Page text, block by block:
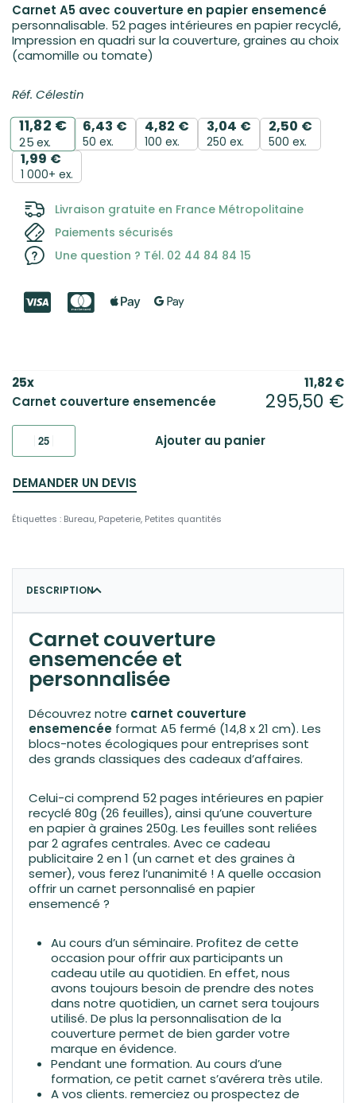
Carnet A5 avec couverture en papier ensemencé
personnalisable. 52 pages intérieures en papier recyclé,
Impression en quadri sur la couverture, graines au choix
(camomille ou tomate)
Réf. Célestin
11,82 €
25ex.
6,43 €
50 ex.
4,82 €
100 ex.
3,04 €
250 ex.
2,50 €
500 ex.
1,99 €
1 000+ ex.
Livraison gratuite en France Métropolitaine
Paiements sécurisés
Une question ? Tél. 02 44 84 84 15
25x 11,82€
Carnet couverture ensemencée
295,50 €
Ajouter au panier
DEMANDER UN DEVIS
Étiquettes : Bureau, Papeterie, Petites quantités
DESCRIPTION
Carnet couverture
ensemencée et
personnalisée
Découvrez notre carnet couverture
ensemencée format A5 fermé (14,8 x 21 cm). Les
blocs-notes écologiques pour entreprises sont
des grands classiques des cadeaux d’affaires.
Celui-ci comprend 52 pages intérieures en papier
recyclé 80g (26 feuilles), ainsi qu’une couverture
en papier à graines 250g. Les feuilles sont reliées
par 2 agrafes centrales. Avec ce cadeau
publicitaire 2 en 1 (un carnet et des graines à
semer), vous ferez l’unanimité ! A quelle occasion
offrir un carnet personnalisé en papier
ensemencé ?
Au cours d’un séminaire. Profitez de cette
occasion pour offrir aux participants un
cadeau utile au quotidien. En effet, nous
avons toujours besoin de prendre des notes
dans notre quotidien, un carnet sera toujours
utilisé. De plus la personnalisation de la
couverture permet de bien garder votre
marque en évidence.
Pendant une formation. Au cours d’une
formation, ce petit carnet s’avérera très utile.
A vos clients. remerciez ou prospectez de